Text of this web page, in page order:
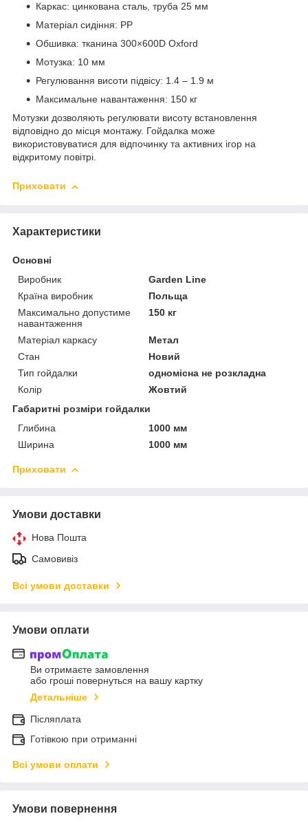
Каркас: цинкована сталь, труба 25 мм
Матеріал сидіння: PP
Обшивка: тканина 300×600D Oxford
Мотузка: 10 мм
Регулювання висоти підвісу: 1.4 – 1.9 м
Максимальне навантаження: 150 кг
Мотузки дозволяють регулювати висоту встановлення
відповідно до місця монтажу. Гойдалка може
використовуватися для відпочинку та активних ігор на
відкритому повітрі.
Приховати
Характеристики
Основні
Виробник
Garden Line
Країна виробник
Польща
Максимально допустиме
навантаження
150 кг
Матеріал каркасу
Метал
Стан
Новий
Тип гойдалки
одномісна не розкладна
Колір
Жовтий
Габаритні розміри гойдалки
Глибина
1000 мм
Ширина
1000 мм
Приховати
Умови доставки
Нова Пошта
Самовивіз
Всі умови доставки
Умови оплати
Ви отримаєте замовлення
або гроші повернуться на вашу картку
Детальніше
Післяплата
Готівкою при отриманні
Всі умови оплати
Умови повернення